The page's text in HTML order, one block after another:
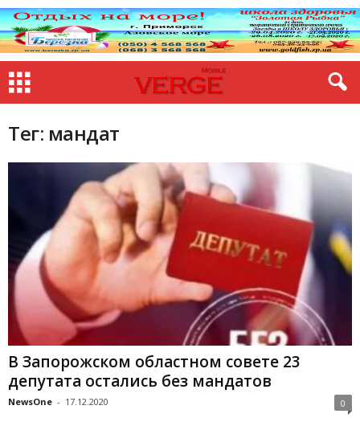
Тег: мандат
В Запорожском областном совете 23
депутата остались без мандатов
NewsOne - 17.12.2020 0